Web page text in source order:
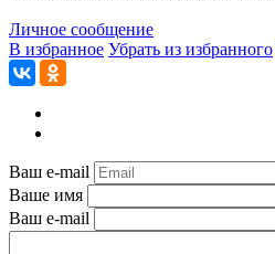
Личное сообщение
В избранное Убрать из избранного
Ваш e-mail
Ваше имя
Ваш e-mail